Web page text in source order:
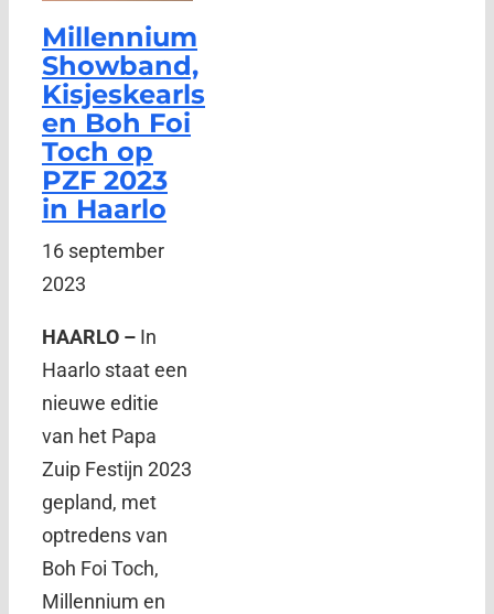
Millennium
Showband,
Kisjeskearls
en Boh Foi
Toch op
PZF 2023
in Haarlo
16 september
2023
HAARLO – In
Haarlo staat een
nieuwe editie
van het Papa
Zuip Festijn 2023
gepland, met
optredens van
Boh Foi Toch,
Millennium en